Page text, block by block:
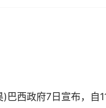
政府7日宣布，自